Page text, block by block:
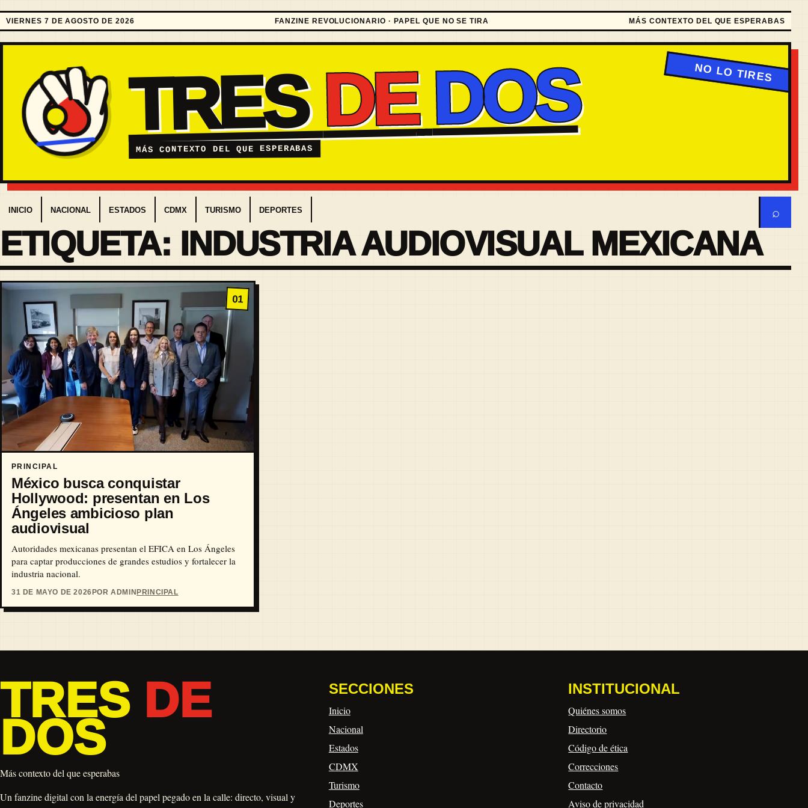
VIERNES 7 DE AGOSTO DE 2026 FANZINE REVOLUCIONARIO · PAPEL QUE NO SE TIRA MÁS CONTEXTO DEL QUE ESPERABAS
TRESDE DOS
MÁS CONTEXTO DEL QUE ESPERABAS
INICIO NACIONAL ESTADOS CDMX TURISMO DEPORTES ⌕
ETIQUETA: INDUSTRIA AUDIOVISUAL MEXICANA
01
PRINCIPAL
México busca conquistar
Hollywood: presentan en Los
Ángeles ambicioso plan
audiovisual
Autoridades mexicanas presentan el EFICA en Los Ángeles
para captar producciones de grandes estudios y fortalecer la
industria nacional.
31 DE MAYO DE 2026POR ADMINPRINCIPAL
TRES DE
DOS
Más contexto del que esperabas
Un fanzine digital con la energía del papel pegado en la calle: directo, visual y
SECCIONES
Inicio
Nacional
Estados
CDMX
Turismo
Deportes
INSTITUCIONAL
Quiénes somos
Directorio
Código de ética
Correcciones
Contacto
Aviso de privacidad